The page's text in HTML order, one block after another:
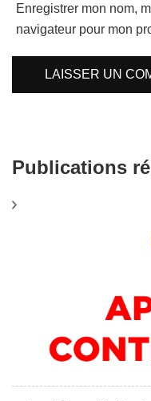
Enregistrer mon nom,
navigateur pour mon
Publications